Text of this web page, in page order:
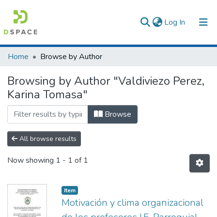
Log In (current)
Communities & Collections
All of DSpace
Home Browse by Author
Browsing by Author "Valdiviezo Perez,
Karina Tomasa"
Browse
All browse results
Now showing 1 - 1 of 1
Item
Motivación y clima organizacional